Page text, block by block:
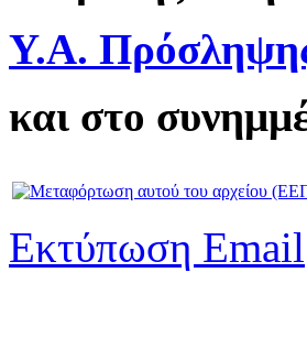
Υ.Α.
και στο
Εκτύπωση Email